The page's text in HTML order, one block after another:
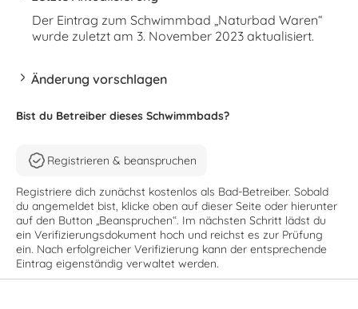
Der Eintrag zum Schwimmbad „Naturbad Waren“
wurde zuletzt am 3. November 2023 aktualisiert.
Änderung vorschlagen
Bist du Betreiber dieses Schwimmbads?
Registrieren & beanspruchen
Registriere dich zunächst kostenlos als Bad-Betreiber. Sobald
du angemeldet bist, klicke oben auf dieser Seite oder hierunter
auf den Button „Beanspruchen“. Im nächsten Schritt lädst du
ein Verifizierungsdokument hoch und reichst es zur Prüfung
ein. Nach erfolgreicher Verifizierung kann der entsprechende
Eintrag eigenständig verwaltet werden.